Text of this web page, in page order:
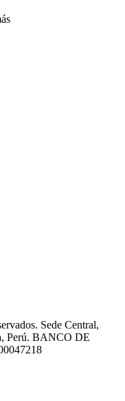
Sede Central,
Perú. BANCO DE